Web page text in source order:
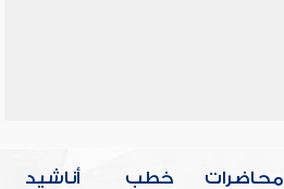
محاضرات
خطب
أناشيد